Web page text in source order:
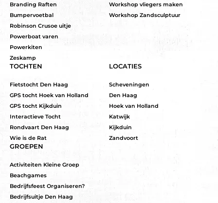
Branding Raften
Bumpervoetbal
Robinson Crusoe uitje
Powerboat varen
Powerkiten
Zeskamp
Workshop vliegers maken
Workshop Zandsculptuur
TOCHTEN
Fietstocht Den Haag
GPS tocht Hoek van Holland
GPS tocht Kijkduin
Interactieve Tocht
Rondvaart Den Haag
Wie is de Rat
LOCATIES
Scheveningen
Den Haag
Hoek van Holland
Katwijk
Kijkduin
Zandvoort
GROEPEN
Activiteiten Kleine Groep
Beachgames
Bedrijfsfeest Organiseren?
Bedrijfsuitje Den Haag